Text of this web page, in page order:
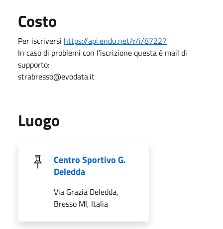
Costo
Per iscriversi https://api.endu.net/r/i/87227
In caso di problemi con l'iscrizione questa è mail di
supporto:
strabresso@evodata.it
Luogo
Centro Sportivo G.
Deledda
Via Grazia Deledda,
Bresso MI, Italia